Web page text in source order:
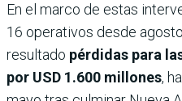
En el marco de estas
16 operativos desde
resultado pérdidas para
por USD 1.600 millones,